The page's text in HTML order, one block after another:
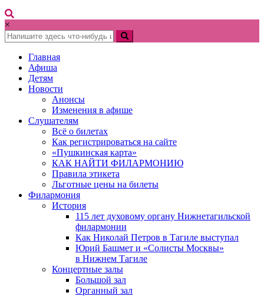
×
Главная
Афиша
Детям
Новости
Анонсы
Изменения в афише
Слушателям
Всё о билетах
Как регистрироваться на сайте
«Пушкинская карта»
КАК НАЙТИ ФИЛАРМОНИЮ
Правила этикета
Льготные цены на билеты
Филармония
История
115 лет духовому органу Нижнетагильской
филармонии
Как Николай Петров в Тагиле выступал
Юрий Башмет и «Солисты Москвы»
в Нижнем Тагиле
Концертные залы
Большой зал
Органный зал